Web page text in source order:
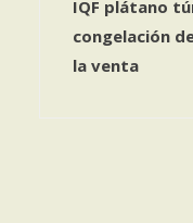
IQF plátano
congelación
la venta